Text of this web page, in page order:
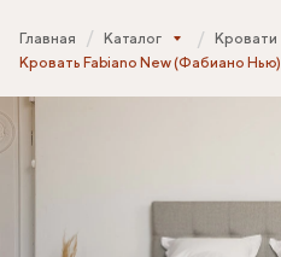
Главная Каталог Кровати
Кровать Fabiano New (Фабиано Нью)